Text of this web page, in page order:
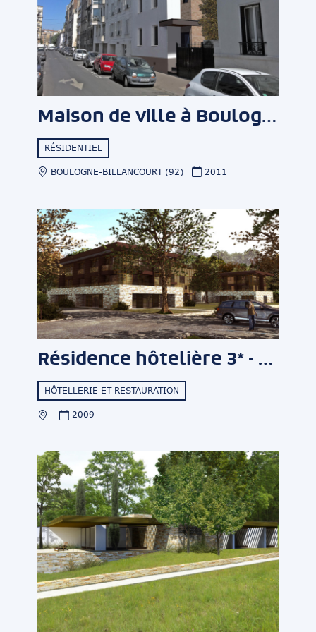
Maison de ville à Boulogne
RÉSIDENTIEL
BOULOGNE-BILLANCOURT (92) 2011
Résidence hôtelière 3* - Plateau de Saclay
HÔTELLERIE ET RESTAURATION
2009